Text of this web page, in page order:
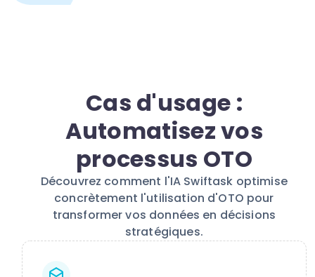
Cas d'usage :
Automatisez vos
processus OTO
Découvrez comment l'IA Swiftask optimise
concrètement l'utilisation d'OTO pour
transformer vos données en décisions
stratégiques.